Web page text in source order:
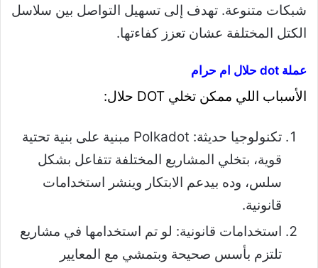
شبكات متنوعة. تهدف إلى تسهيل التواصل بين سلاسل
الكتل المختلفة عشان تعزز كفاءتها.
عملة dot حلال ام حرام
الأسباب اللي ممكن تخلي DOT حلال:
تكنولوجيا حديثة: Polkadot مبنية على بنية تحتية
قوية، بتخلي المشاريع المختلفة تتفاعل بشكل
سلس، وده بيدعم الابتكار وينشر استخدامات
قانونية.
استخدامات قانونية: لو تم استخدامها في مشاريع
تلتزم بأسس صحيحة وبتمشي مع المعايير